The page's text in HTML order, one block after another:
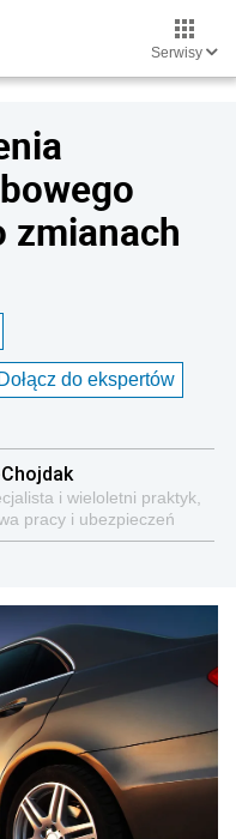
Serwisy
zmianach
Dołącz do ekspertów
i wieloletni praktyk,
pracy i ubezpieczeń